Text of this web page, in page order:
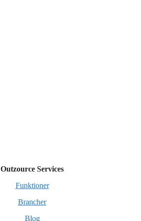
Outzource Services
Funktioner
Brancher
Blog